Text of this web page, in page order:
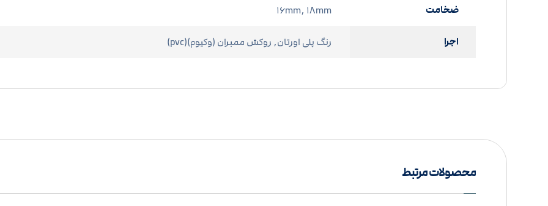
ضخامت ۱۶mm, ۱۸mm
اجرا رنگ پلی اورتان, روکش ممبران (وکیوم)(pvc)
محصولات مرتبط